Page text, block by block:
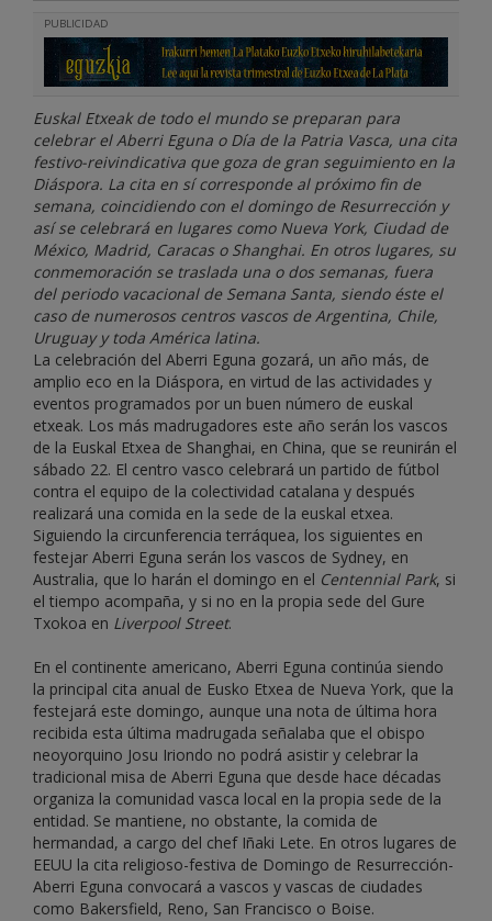
PUBLICIDAD
Euskal Etxeak de todo el mundo se preparan para
celebrar el Aberri Eguna o Día de la Patria Vasca, una cita
festivo-reivindicativa que goza de gran seguimiento en la
Diáspora. La cita en sí corresponde al próximo fin de
semana, coincidiendo con el domingo de Resurrección y
así se celebrará en lugares como Nueva York, Ciudad de
México, Madrid, Caracas o Shanghai. En otros lugares, su
conmemoración se traslada una o dos semanas, fuera
del periodo vacacional de Semana Santa, siendo éste el
caso de numerosos centros vascos de Argentina, Chile,
Uruguay y toda América latina.
La celebración del Aberri Eguna gozará, un año más, de
amplio eco en la Diáspora, en virtud de las actividades y
eventos programados por un buen número de euskal
etxeak. Los más madrugadores este año serán los vascos
de la Euskal Etxea de Shanghai, en China, que se reunirán el
sábado 22. El centro vasco celebrará un partido de fútbol
contra el equipo de la colectividad catalana y después
realizará una comida en la sede de la euskal etxea.
Siguiendo la circunferencia terráquea, los siguientes en
festejar Aberri Eguna serán los vascos de Sydney, en
Australia, que lo harán el domingo en el Centennial Park, si
el tiempo acompaña, y si no en la propia sede del Gure
Txokoa en Liverpool Street.
En el continente americano, Aberri Eguna continúa siendo
la principal cita anual de Eusko Etxea de Nueva York, que la
festejará este domingo, aunque una nota de última hora
recibida esta última madrugada señalaba que el obispo
neoyorquino Josu Iriondo no podrá asistir y celebrar la
tradicional misa de Aberri Eguna que desde hace décadas
organiza la comunidad vasca local en la propia sede de la
entidad. Se mantiene, no obstante, la comida de
hermandad, a cargo del chef Iñaki Lete. En otros lugares de
EEUU la cita religioso-festiva de Domingo de Resurrección-
Aberri Eguna convocará a vascos y vascas de ciudades
como Bakersfield, Reno, San Francisco o Boise.